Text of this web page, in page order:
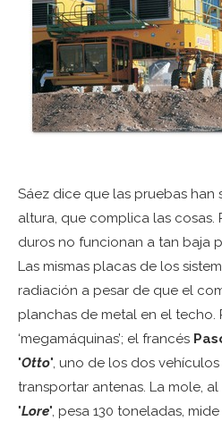
Sáez dice que las pruebas han
altura, que complica las cosas.
duros no funcionan a tan baja
Las mismas placas de los
radiación a pesar de que el
planchas de metal en el techo.
‘megamáquinas’; el francés
"Otto", uno de los dos
transportar antenas. La mole,
"Lore", pesa 130 toneladas,